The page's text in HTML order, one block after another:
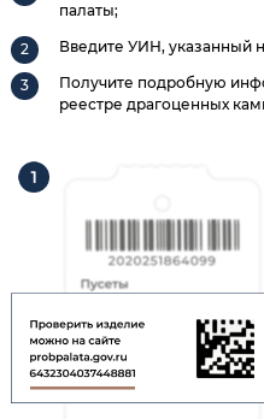
палаты;
Введите УИН, указанный
Получите подробную
реестре драгоценных